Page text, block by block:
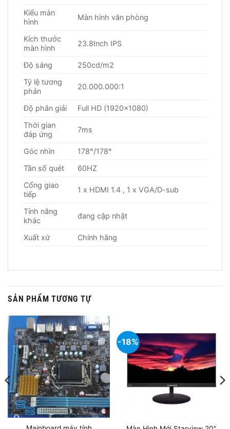
Kiểu màn
hình
Màn hình văn phòng
Kích thước
màn hình
23.8Inch IPS
Độ sáng
250cd/m2
Tỷ lệ tương
phản
20.000.000:1
Độ phân giải
Full HD (1920×1080)
Thời gian
đáp ứng
7ms
Góc nhìn
178°/178°
Tần số quét
60HZ
Cổng giao
tiếp
1 x HDMI 1.4 , 1 x VGA/D-sub
Tính năng
khác
đang cập nhật
Xuất xứ Chính hãng
SẢN PHẨM TƯƠNG TỰ
-18%